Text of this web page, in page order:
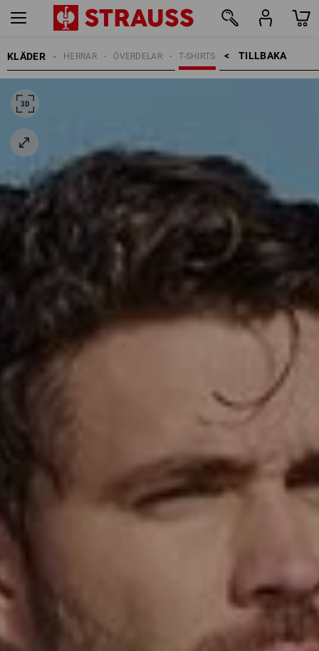
KLÄDER TILLBAKA    >
T-SHIRTS
ÖVERDELAR
HERRAR